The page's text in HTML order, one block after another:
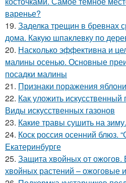
варенье?
19. Заделка трещин в бревнах
дома. Какую шпаклевку по
20. Насколько эффективна и
малины осенью. Основные
посадки малины
21. Признаки поражения
22. Как уложить
Виды искусственных газонов
23. Какие травы сушить на
24. Коск россия осенний блюз.
Екатеринбурге
25. Защита хвойных от
хвойных растений – ожоговые